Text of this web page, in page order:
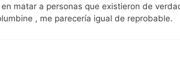
matar a personas que existieron de
, me parecería igual de reprobable.